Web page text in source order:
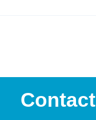
Contact